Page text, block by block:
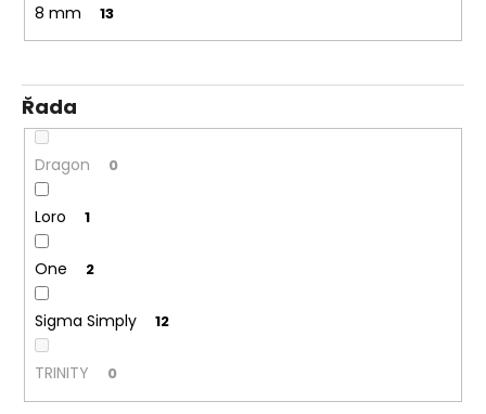
8 mm 13
Řada
Dragon 0
Loro 1
One 2
Sigma Simply 12
TRINITY 0